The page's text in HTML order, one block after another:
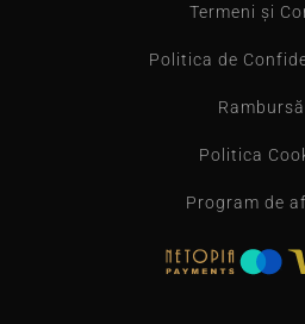
Termeni și
Politica de
Politica
Program de